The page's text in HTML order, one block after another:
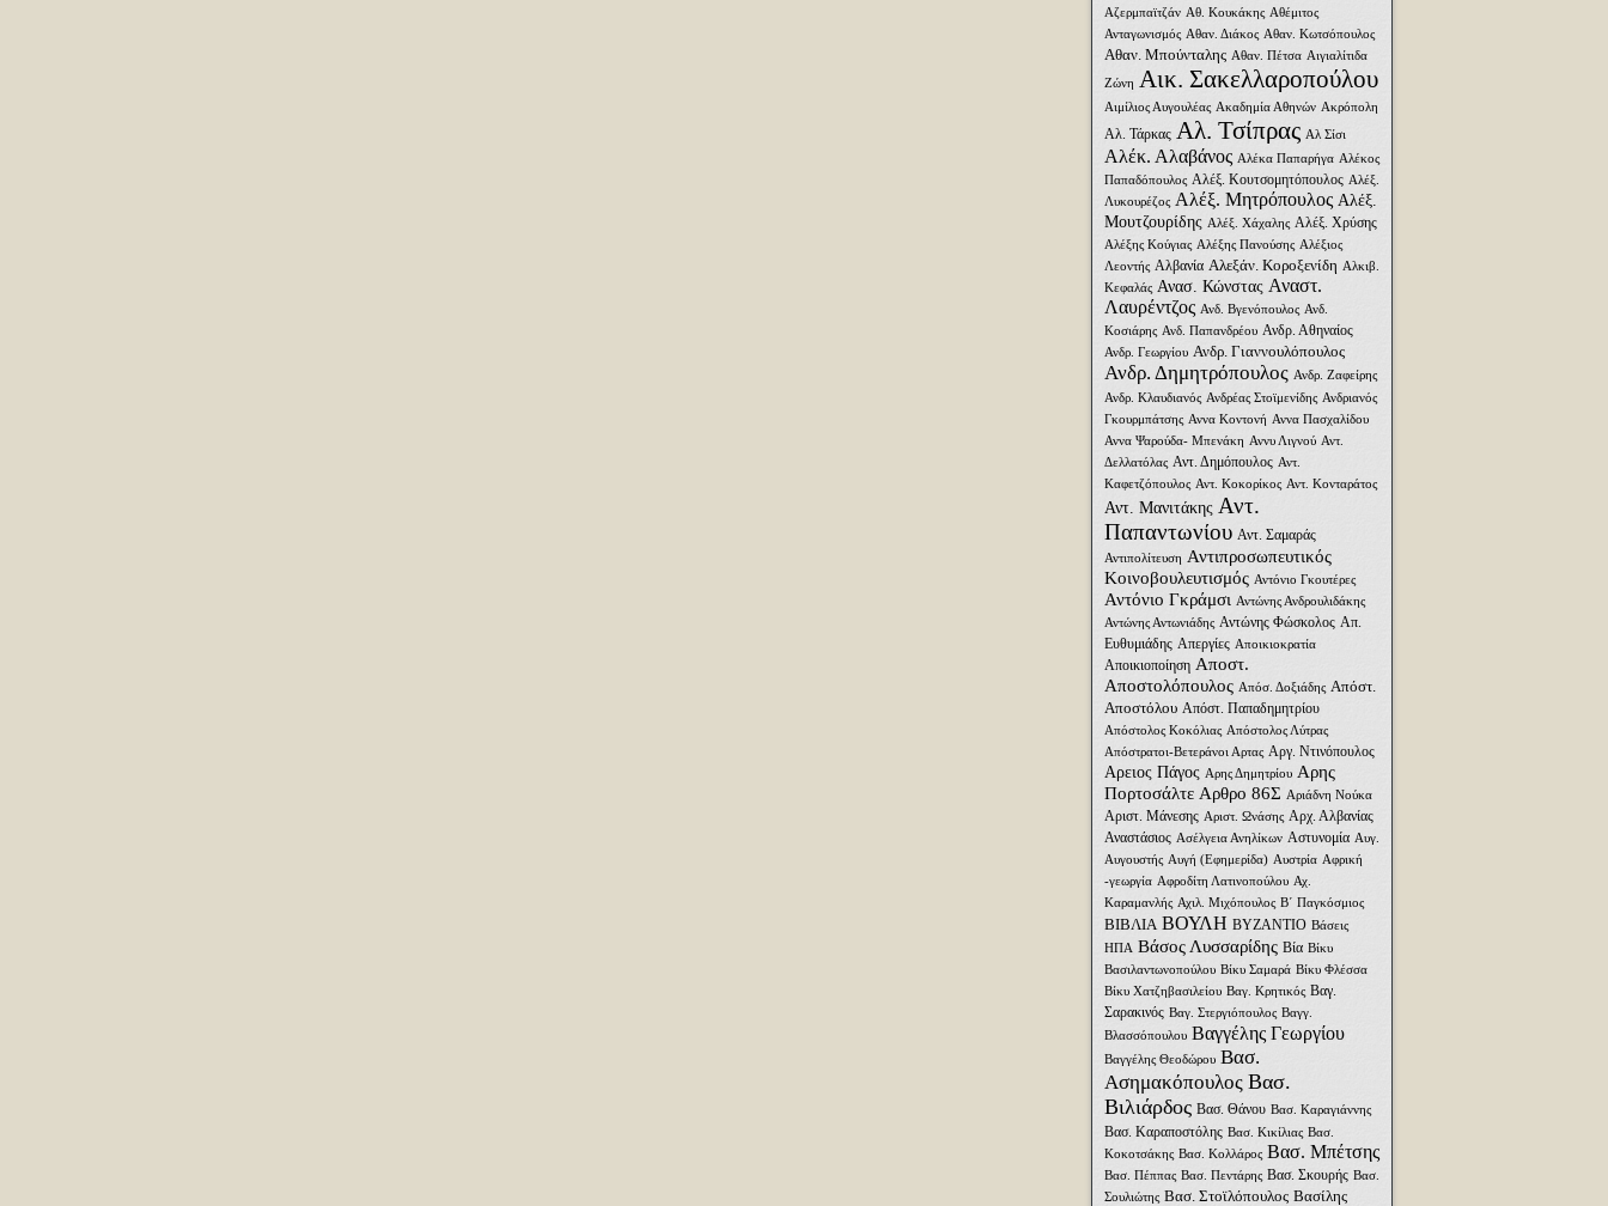
Αζερμπαϊτζάν Αθ. Κουκάκης Αθέμιτος
Ανταγωνισμός Αθαν. Διάκος Αθαν. Κωτσόπουλος
Αθαν. Μπούνταλης Αθαν. Πέτσα Αιγιαλίτιδα
Ζώνη Αικ. Σακελλαροπούλου
Αιμίλιος Αυγουλέας Ακαδημία Αθηνών Ακρόπολη
Αλ. Τάρκας Αλ. Τσίπρας Αλ Σίσι
Αλέκ. Αλαβάνος Αλέκα Παπαρήγα Αλέκος
Παπαδόπουλος Αλέξ. Κουτσομητόπουλος Αλέξ.
Λυκουρέζος Αλέξ. Μητρόπουλος Αλέξ.
Μουτζουρίδης Αλέξ. Χάχαλης Αλέξ. Χρύσης
Αλέξης Κούγιας Αλέξης Πανούσης Αλέξιος
Λεοντής Αλβανία Αλεξάν. Κοροξενίδη Αλκιβ.
Κεφαλάς Ανασ. Κώνστας Αναστ.
Λαυρέντζος Ανδ. Βγενόπουλος Ανδ.
Κοσιάρης Ανδ. Παπανδρέου Ανδρ. Αθηναίος
Ανδρ. Γεωργίου Ανδρ. Γιαννουλόπουλος
Ανδρ. Δημητρόπουλος Ανδρ. Ζαφείρης
Ανδρ. Κλαυδιανός Ανδρέας Στοϊμενίδης Ανδριανός
Γκουρμπάτσης Αννα Κοντονή Αννα Πασχαλίδου
Αννα Ψαρούδα- Μπενάκη Αννυ Λιγνού Αντ.
Δελλατόλας Αντ. Δημόπουλος Αντ.
Καφετζόπουλος Αντ. Κοκορίκος Αντ. Κονταράτος
Αντ. Μανιτάκης Αντ.
Παπαντωνίου Αντ. Σαμαράς
Αντιπολίτευση Αντιπροσωπευτικός
Κοινοβουλευτισμός Αντόνιο Γκουτέρες
Αντόνιο Γκράμσι Αντώνης Ανδρουλιδάκης
Αντώνης Αντωνιάδης Αντώνης Φώσκολος Απ.
Ευθυμιάδης Απεργίες Αποικιοκρατία
Αποικιοποίηση Αποστ.
Αποστολόπουλος Απόσ. Δοξιάδης Απόστ.
Αποστόλου Απόστ. Παπαδημητρίου
Απόστολος Κοκόλιας Απόστολος Λύτρας
Απόστρατοι-Βετεράνοι Αρτας Αργ. Ντινόπουλος
Αρειος Πάγος Αρης Δημητρίου Αρης
Πορτοσάλτε Αρθρο 86Σ Αριάδνη Nούκα
Αριστ. Μάνεσης Αριστ. Ωνάσης Αρχ. Αλβανίας
Αναστάσιος Ασέλγεια Ανηλίκων Αστυνομία Αυγ.
Αυγουστής Αυγή (Εφημερίδα) Αυστρία Αφρική
-γεωργία Αφροδίτη Λατινοπούλου Αχ.
Καραμανλής Αχιλ. Μιχόπουλος Β΄ Παγκόσμιος
ΒΙΒΛΙΑ ΒΟΥΛΗ ΒΥΖΑΝΤΙΟ Βάσεις
ΗΠΑ Βάσος Λυσσαρίδης Βία Βίκυ
Βασιλαντωνοπούλου Βίκυ Σαμαρά Βίκυ Φλέσσα
Βίκυ Χατζηβασιλείου Βαγ. Κρητικός Βαγ.
Σαρακινός Βαγ. Στεργιόπουλος Βαγγ.
Βλασσόπουλου Βαγγέλης Γεωργίου
Βαγγέλης Θεοδώρου Βασ.
Ασημακόπουλος Βασ.
Βιλιάρδος Βασ. Θάνου Βασ. Καραγιάννης
Βασ. Καραποστόλης Βασ. Κικίλιας Βασ.
Κοκοτσάκης Βασ. Κολλάρος Βασ. Μπέτσης
Βασ. Πέππας Βασ. Πεντάρης Βασ. Σκουρής Βασ.
Σουλιώτης Βασ. Στοϊλόπουλος Βασίλης